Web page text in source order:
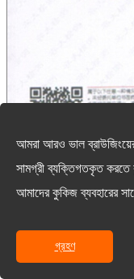
আমরা আরও ভাল
সামগ্রী ব্যক্তিগতকৃত করতে
আমাদের কুকিজ ব্যবহারের
গ্রহণ